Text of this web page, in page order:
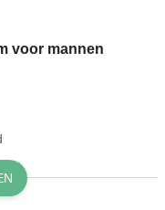
voor mannen